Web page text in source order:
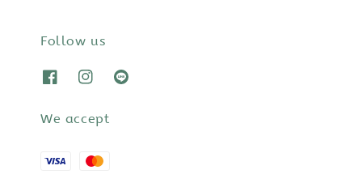
Follow us
We accept